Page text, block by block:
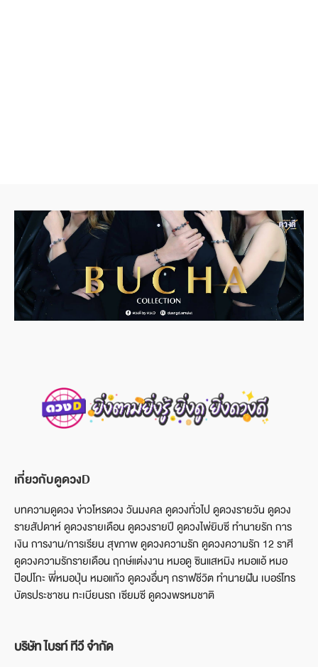
เกี่ยวกับดูดวงD
บทความดูดวง ข่าวโหรดวง วันมงคล ดูดวงทั่วไป ดูดวงรายวัน ดูดวง
รายสัปดาห์ ดูดวงรายเดือน ดูดวงรายปี ดูดวงไพ่ยิบซี ทำนายรัก การ
เงิน การงาน/การเรียน สุขภาพ ดูดวงความรัก ดูดวงความรัก 12 ราศี
ดูดวงความรักรายเดือน ฤกษ์แต่งงาน หมอดู ซินแสหมิง หมอแอ้ หมอ
ป๊อปโกะ พี่หมอปุ่น หมอแก้ว ดูดวงอื่นๆ กราฟชีวิต ทำนายฝัน เบอร์โทร
บัตรประชาชน ทะเบียนรถ เซียมซี ดูดวงพรหมชาติ
บริษัท ไบรท์ ทีวี จำกัด